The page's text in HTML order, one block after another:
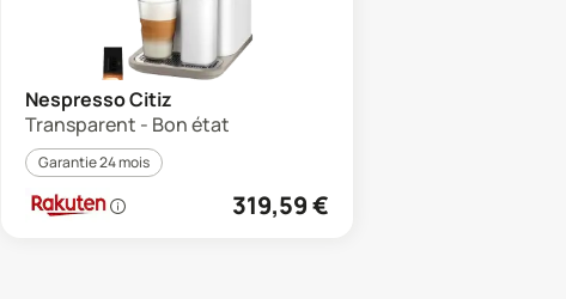
Nespresso Citiz
Transparent - Bon état
Garantie 24 mois
319,59€